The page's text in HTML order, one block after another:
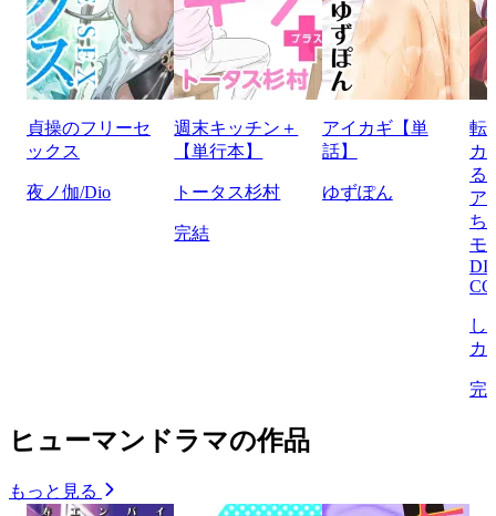
貞操のフリーセ
ックス
夜ノ伽/Dio
週末キッチン＋
【単行本】
トータス杉村
完結
アイカギ【単
話】
ゆずぽん
転
カ
る
ア
ち
モ
し
カ
完
ヒューマンドラマの作品
もっと見る